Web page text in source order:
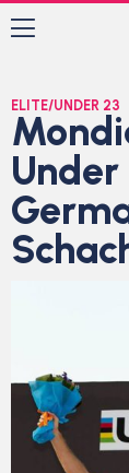
ELITE/UNDER 23